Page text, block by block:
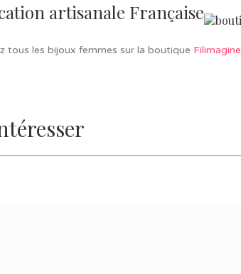
artisanale Française
tous les bijoux femmes sur la boutique Filimagine